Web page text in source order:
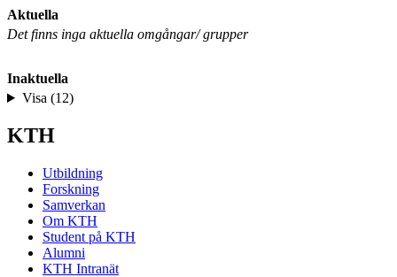
Aktuella
Det finns inga aktuella omgångar/ grupper
Inaktuella
Visa (12)
KTH
Utbildning
Forskning
Samverkan
Om KTH
Student på KTH
Alumni
KTH Intranät